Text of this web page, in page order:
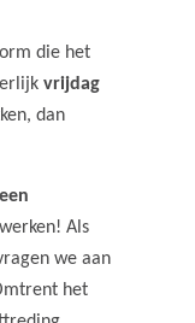
die het
vrijdag
dan
Als
we aan
het